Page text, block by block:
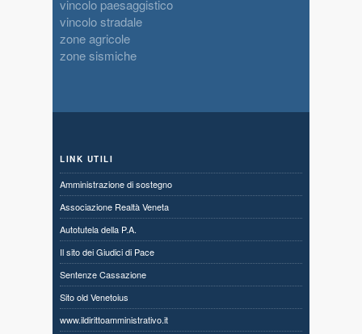
vincolo paesaggistico
vincolo stradale
zone agricole
zone sismiche
LINK UTILI
Amministrazione di sostegno
Associazione Realtà Veneta
Autotutela della P.A.
Il sito dei Giudici di Pace
Sentenze Cassazione
Sito old Venetoius
www.ildirittoamministrativo.it